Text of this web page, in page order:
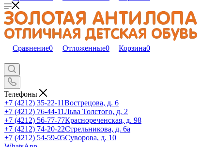
Сравнение0 Отложенные0 Корзина0
Телефоны
+7 (4212) 35-22-11Вострецова, д. 6
+7 (4212) 76-44-11Льва Толстого, д. 2
+7 (4212) 56-77-77Краснореченская, д. 98
+7 (4212) 74-20-22Стрельникова, д. 6а
+7 (4212) 54-59-05Суворова, д. 10